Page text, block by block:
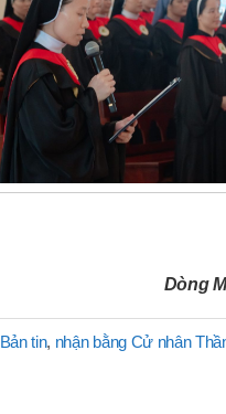
Dòng
Bản tin, nhận bằng Cử nhân